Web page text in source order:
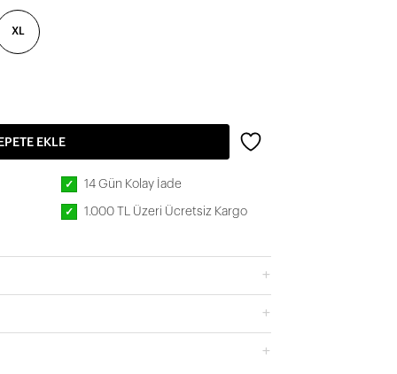
XL
EKLE
✓ 14 Gün Kolay İade
✓ 1.000 TL Üzeri Ücretsiz Kargo